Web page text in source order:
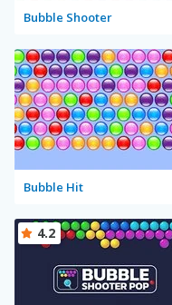
Bubble Shooter
Bubble Hit
4.2